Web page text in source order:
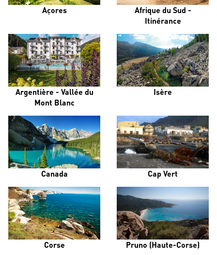
Açores
Afrique du Sud -
Itinérance
Argentière - Vallée du
Mont Blanc
Isère
Canada Cap Vert
Corse Pruno (Haute-Corse)